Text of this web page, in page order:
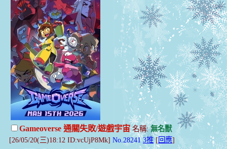
Gameoverse 通關失敗/遊戲宇宙名稱:無名獸
[26/05/20(三)18:12 ID:vcUjP8Mk] No.28241 3推[回應]